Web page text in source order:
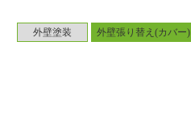
外壁塗装 外壁張り替え(カバー)